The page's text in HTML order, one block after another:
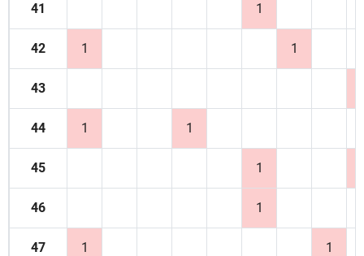
41 1
42 1 1
43
44 1 1
45 1
46 1
47 1 1